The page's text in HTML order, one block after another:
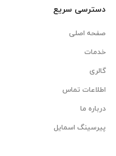
دسترسی سریع
صفحه اصلی
خدمات
گالری
اطلاعات تماس
درباره ما
پیرسینگ اسمایل